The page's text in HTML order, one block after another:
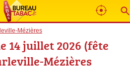
Mézières
14 juillet 2026 (fête
Mézières